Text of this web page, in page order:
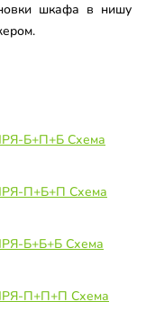
шкафа в нишу
Б+П+Б Схема
П+Б+П Схема
Б+Б+Б Схема
П+П+П Схема